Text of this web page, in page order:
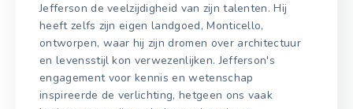
Jefferson de veelzijdigheid van zijn talenten. Hij
heeft zelfs zijn eigen landgoed, Monticello,
ontworpen, waar hij zijn dromen over architectuur
en levensstijl kon verwezenlijken. Jefferson's
engagement voor kennis en wetenschap
inspireerde de verlichting, hetgeen ons vaak